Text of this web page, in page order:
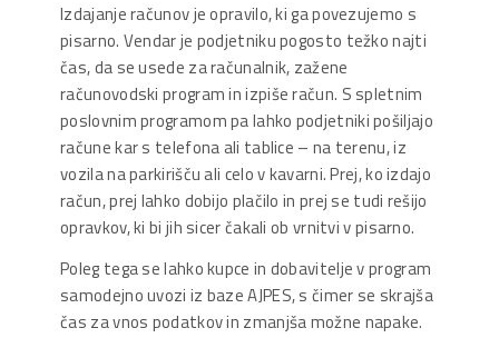
Izdajanje računov je opravilo, ki ga povezujemo s
pisarno. Vendar je podjetniku pogosto težko najti
čas, da se usede za računalnik, zažene
računovodski program in izpiše račun. S spletnim
poslovnim programom pa lahko podjetniki pošiljajo
račune kar s telefona ali tablice – na terenu, iz
vozila na parkirišču ali celo v kavarni. Prej, ko izdajo
račun, prej lahko dobijo plačilo in prej se tudi rešijo
opravkov, ki bi jih sicer čakali ob vrnitvi v pisarno.
Poleg tega se lahko kupce in dobavitelje v program
samodejno uvozi iz baze AJPES, s čimer se skrajša
čas za vnos podatkov in zmanjša možne napake.